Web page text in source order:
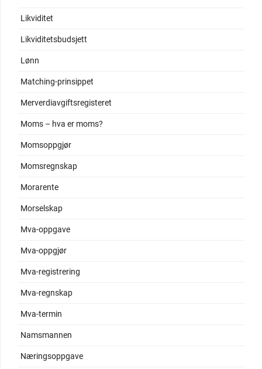
Likviditet
Likviditetsbudsjett
Lønn
Matching-prinsippet
Merverdiavgiftsregisteret
Moms – hva er moms?
Momsoppgjør
Momsregnskap
Morarente
Morselskap
Mva-oppgave
Mva-oppgjør
Mva-registrering
Mva-regnskap
Mva-termin
Namsmannen
Næringsoppgave